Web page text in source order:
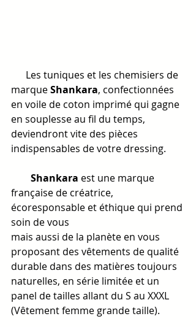
marque Shankara, confectionnées
en voile de coton imprimé qui gagne
en souplesse au fil du temps,
deviendront vite des pièces
indispensables de votre dressing.
        Shankara
est une marque
française de créatrice,
écoresponsable et éthique qui prend
soin de vous
mais aussi de la planète en vous
proposant des vêtements de qualité
durable dans des matières toujours
naturelles, en série limitée et un
panel de tailles allant du S au XXXL
(Vêtement femme grande taille).